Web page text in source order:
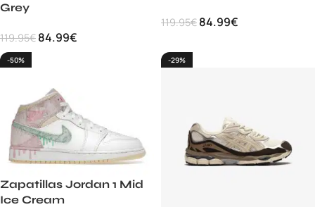
Grey
119.95€ 84.99€
119.95€ 84.99€
-50%
Zapatillas Jordan 1 Mid
Ice Cream
-29%